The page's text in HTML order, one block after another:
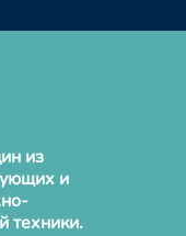
из
и
техники.